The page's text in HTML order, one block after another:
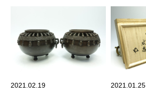
2021.02.19
2021.01.25